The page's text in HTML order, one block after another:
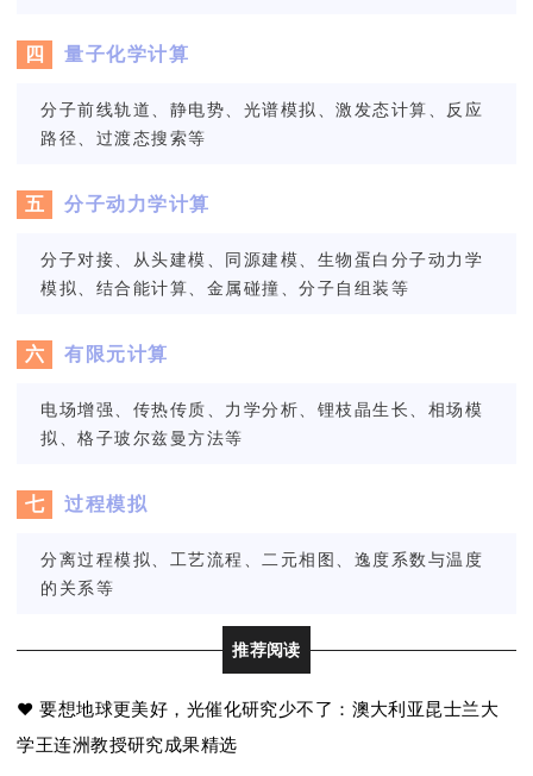
四 量子化学计算
分子前线轨道、静电势、光谱模拟、激发态计算、反应
路径、过渡态搜索等
五 分子动力学计算
分子对接、从头建模、同源建模、生物蛋白分子动力学
模拟、结合能计算、金属碰撞、分子自组装等
六 有限元计算
电场增强、传热传质、力学分析、锂枝晶生长、相场模
拟、格子玻尔兹曼方法等
七 过程模拟
分离过程模拟、工艺流程、二元相图、逸度系数与温度
的关系等
推荐阅读
❤要想地球更美好，光催化研究少不了：澳大利亚昆士兰大
学王连洲教授研究成果精选